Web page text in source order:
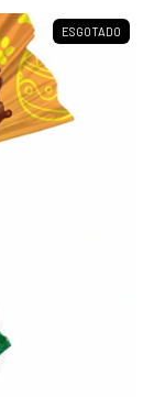
ESGOTADO